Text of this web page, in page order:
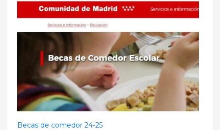
Becas de comedor 24-25